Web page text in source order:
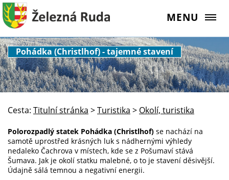
MENU
Pohádka (Christlhof) - tajemné stavení
Cesta: Titulní stránka >Turistika > Okolí, turistika
Polorozpadlý statek Pohádka (Christlhof) se nachází na
samotě uprostřed krásných luk s nádhernými výhledy
nedaleko Čachrova v místech, kde se z Pošumaví stává
Šumava. Jak je okolí statku malebné, o to je stavení děsivější.
Údajně sálá temnou a negativní energii.